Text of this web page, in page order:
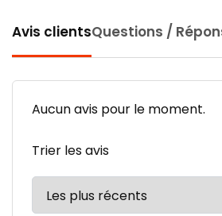
Avis clientsQuestions /
Aucun avis pour le moment.
Trier les avis